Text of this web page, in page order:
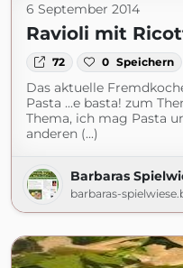
6 September 2014
Ravioli mit
72 0 Speichern
Das aktuelle
Pasta ...e basta! zum
Thema, ich mag Pasta
anderen (...)
Barbaras
barbaras-